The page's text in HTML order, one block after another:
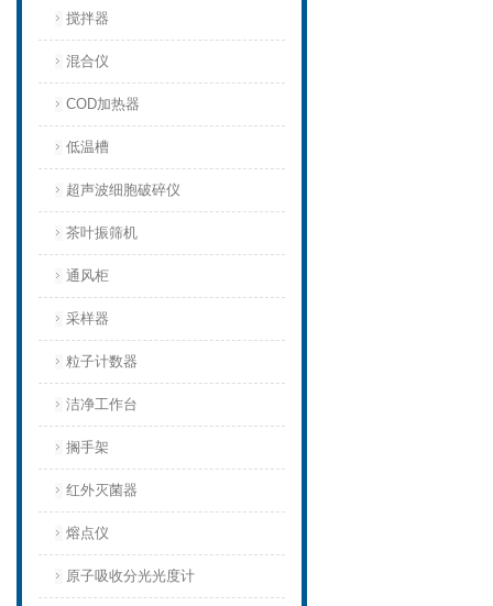
搅拌器
混合仪
COD加热器
低温槽
超声波细胞破碎仪
茶叶振筛机
通风柜
采样器
粒子计数器
洁净工作台
搁手架
红外灭菌器
熔点仪
原子吸收分光光度计